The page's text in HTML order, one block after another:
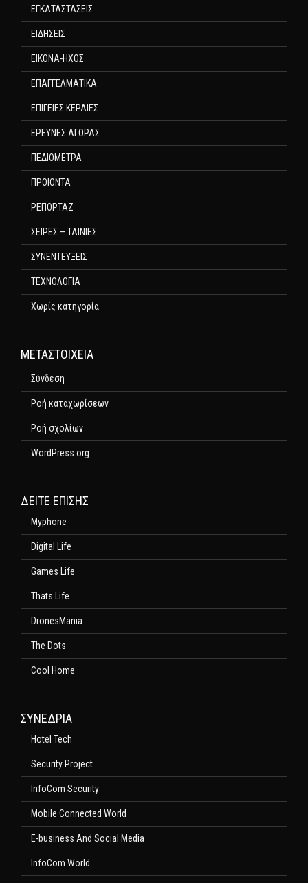
ΕΓΚΑΤΑΣΤΑΣΕΙΣ
ΕΙΔΗΣΕΙΣ
ΕΙΚΟΝΑ-ΗΧΟΣ
ΕΠΑΓΓΕΛΜΑΤΙΚΑ
ΕΠΙΓΕΙΕΣ ΚΕΡΑΙΕΣ
ΕΡΕΥΝΕΣ ΑΓΟΡΑΣ
ΠΕΔΙΟΜΕΤΡΑ
ΠΡΟΙΟΝΤΑ
ΡΕΠΟΡΤΑΖ
ΣΕΙΡΕΣ – ΤΑΙΝΙΕΣ
ΣΥΝΕΝΤΕΥΞΕΙΣ
ΤΕΧΝΟΛΟΓΙΑ
Χωρίς κατηγορία
ΜΕΤΑΣΤΟΙΧΕΊΑ
Σύνδεση
Ροή καταχωρίσεων
Ροή σχολίων
WordPress.org
ΔΕΊΤΕ ΕΠΊΣΗΣ
Myphone
Digital Life
Games Life
Thats Life
DronesMania
The Dots
Cool Home
ΣΥΝΕΔΡΙΑ
Hotel Tech
Security Project
InfoCom Security
Mobile Connected World
E-business And Social Media
InfoCom World